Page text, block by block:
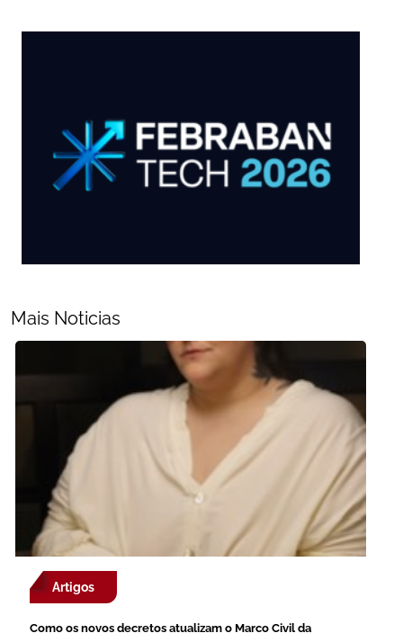
Mais Noticias
Artigos
Como os novos decretos atualizam o Marco Civil da